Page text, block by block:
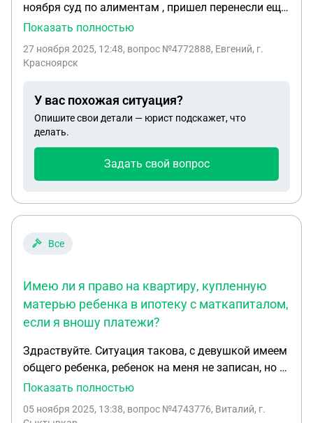
ноября суд по алиментам , пришел перенесли еще
на два месяца . Узнаю на суде что подача
два адреса первый вообще левый , они
чтоб не платить задним числом а с момента
когда мне пришла повестка
Показать полностью
27 ноября 2025, 12:48, вопрос №4772888, Евгений, г.
Красноярск
У вас похожая ситуация?
Опишите свои детали — юрист подскажет, что
делать.
Задать свой вопрос
Все
Имею ли я право на квартиру, купленную
матерью ребенка в ипотеку с маткапиталом,
если я вношу платежи?
Здраствуйте. Ситуация такова, с девушкой имеем
общего ребенка, ребенок на меня не записан, но в
ближайшее время я собираюсь записать ребенка
в браке и никогда не состояли. Девушка хочет
Показать полностью
05 ноября 2025, 13:38, вопрос №4743776, Виталий, г.